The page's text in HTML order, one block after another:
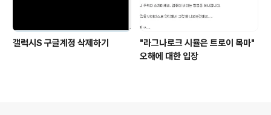
갤럭시S 구글계정 삭제하기
"라그나로크 시뮬은 트로이 목마"
오해에 대한 입장